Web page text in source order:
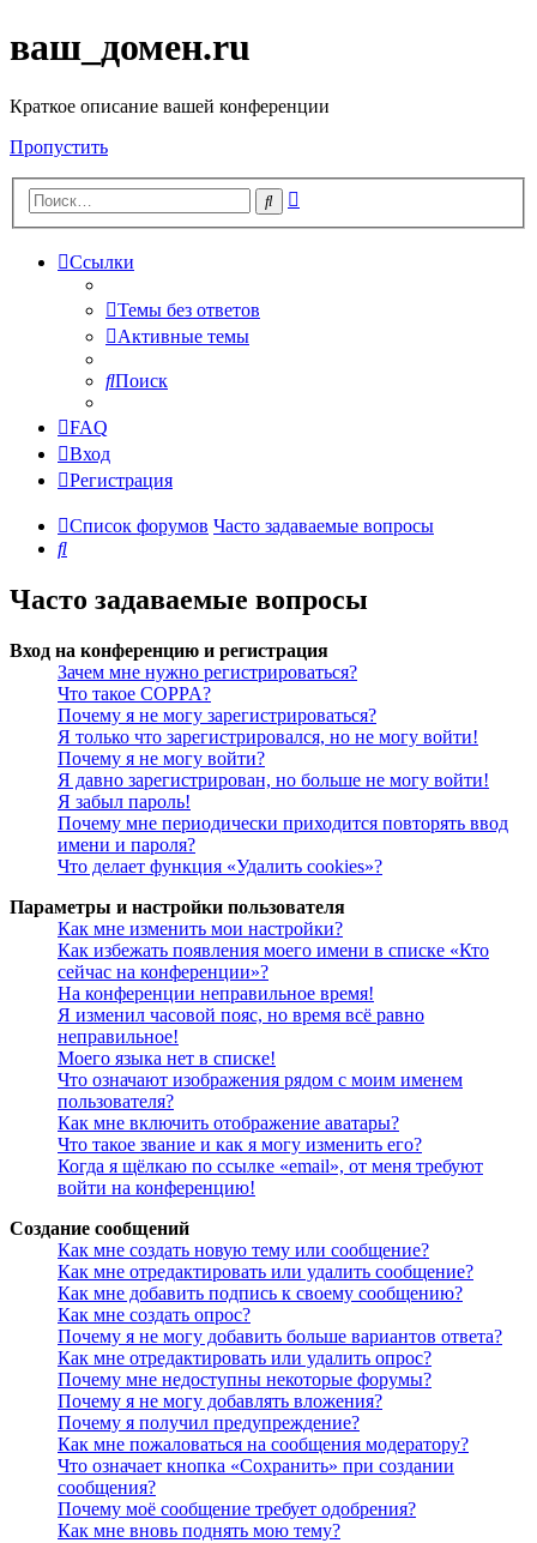
ваш_домен.ru
Краткое описание вашей конференции
Пропустить
Поиск
Ссылки
Темы без ответов
Активные темы
Поиск
FAQ
Вход
Регистрация
Список форумов Часто задаваемые вопросы
Поиск
Часто задаваемые вопросы
Вход на конференцию и регистрация
Зачем мне нужно регистрироваться?
Что такое COPPA?
Почему я не могу зарегистрироваться?
Я только что зарегистрировался, но не могу войти!
Почему я не могу войти?
Я давно зарегистрирован, но больше не могу войти!
Я забыл пароль!
Почему мне периодически приходится повторять ввод
имени и пароля?
Что делает функция «Удалить cookies»?
Параметры и настройки пользователя
Как мне изменить мои настройки?
Как избежать появления моего имени в списке «Кто
сейчас на конференции»?
На конференции неправильное время!
Я изменил часовой пояс, но время всё равно
неправильное!
Моего языка нет в списке!
Что означают изображения рядом с моим именем
пользователя?
Как мне включить отображение аватары?
Что такое звание и как я могу изменить его?
Когда я щёлкаю по ссылке «email», от меня требуют
войти на конференцию!
Создание сообщений
Как мне создать новую тему или сообщение?
Как мне отредактировать или удалить сообщение?
Как мне добавить подпись к своему сообщению?
Как мне создать опрос?
Почему я не могу добавить больше вариантов ответа?
Как мне отредактировать или удалить опрос?
Почему мне недоступны некоторые форумы?
Почему я не могу добавлять вложения?
Почему я получил предупреждение?
Как мне пожаловаться на сообщения модератору?
Что означает кнопка «Сохранить» при создании
сообщения?
Почему моё сообщение требует одобрения?
Как мне вновь поднять мою тему?